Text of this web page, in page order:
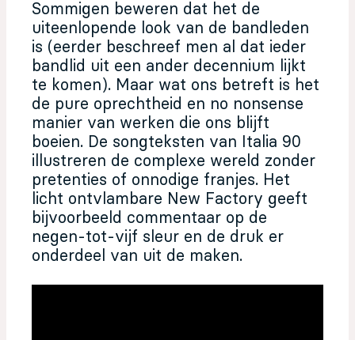
Sommigen beweren dat het de
uiteenlopende look van de bandleden
is (eerder beschreef men al dat ieder
bandlid uit een ander decennium lijkt
te komen). Maar wat ons betreft is het
de pure oprechtheid en no nonsense
manier van werken die ons blijft
boeien. De songteksten van Italia 90
illustreren de complexe wereld zonder
pretenties of onnodige franjes. Het
licht ontvlambare New Factory geeft
bijvoorbeeld commentaar op de
negen-tot-vijf sleur en de druk er
onderdeel van uit de maken.